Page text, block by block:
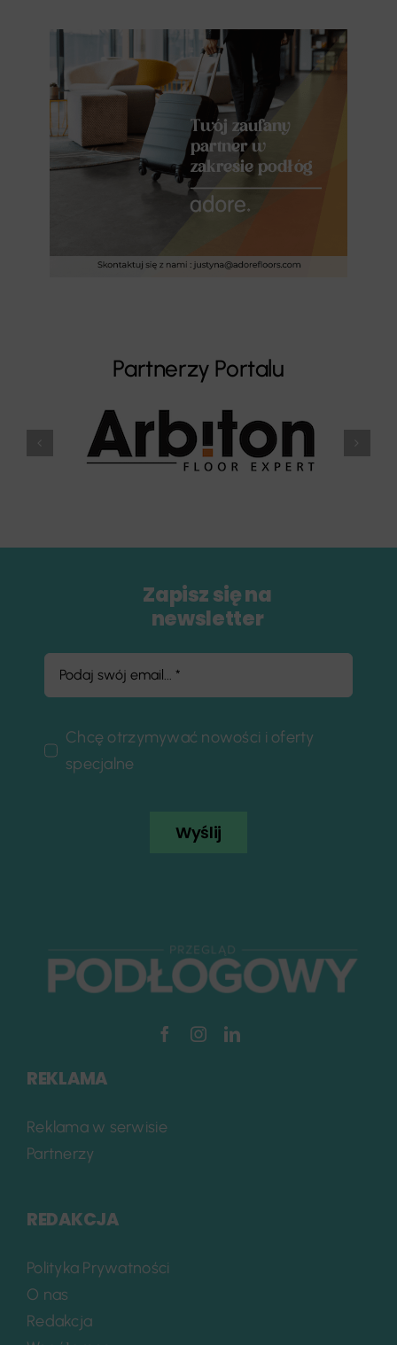
Partnerzy Portalu
Zapisz się na
newsletter
Chcę otrzymywać nowości i oferty
specjalne
Wyślij
REKLAMA
Reklama w serwisie
Partnerzy
REDAKCJA
Polityka Prywatności
O nas
Redakcja